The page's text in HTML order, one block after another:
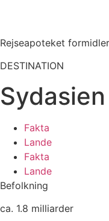
Rejseapoteket
DESTINATION
Sydasien
Fakta
Lande
Fakta
Lande
Befolkning
ca. 1.8 milliarder